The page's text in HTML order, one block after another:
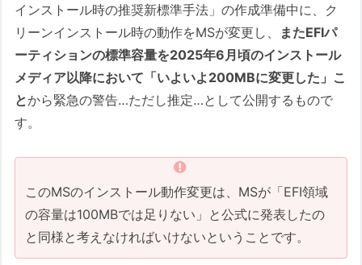
インストール時の推奨新標準手法」の作成準備中に、ク
リーンインストール時の動作をMSが変更し、
またEFIパ
ーティションの標準容量を2025年6月頃のインストール
メディア以降において「いよいよ200MBに変更した」こ
とから緊急の警告…ただし推定…として公開するもので
す。
このMSのインストール動作変更は、MSが「EFI領域
の容量は100MBでは足りない」と公式に発表したの
と同様と考えなければいけないということです。